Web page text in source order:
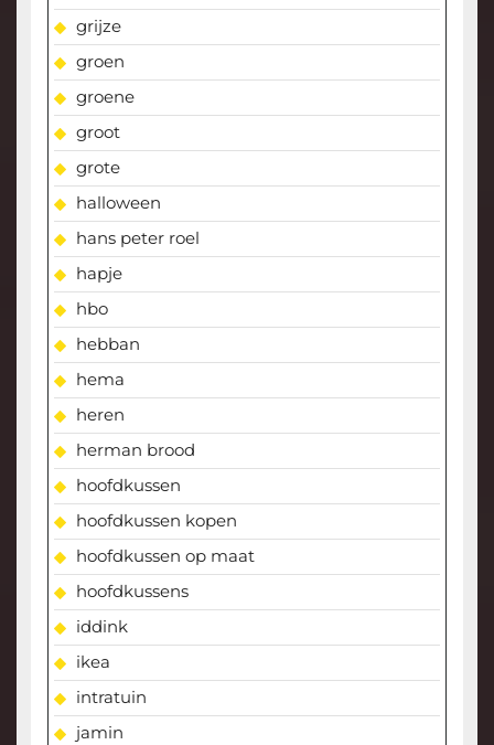
grijze
groen
groene
groot
grote
halloween
hans peter roel
hapje
hbo
hebban
hema
heren
herman brood
hoofdkussen
hoofdkussen kopen
hoofdkussen op maat
hoofdkussens
iddink
ikea
intratuin
jamin